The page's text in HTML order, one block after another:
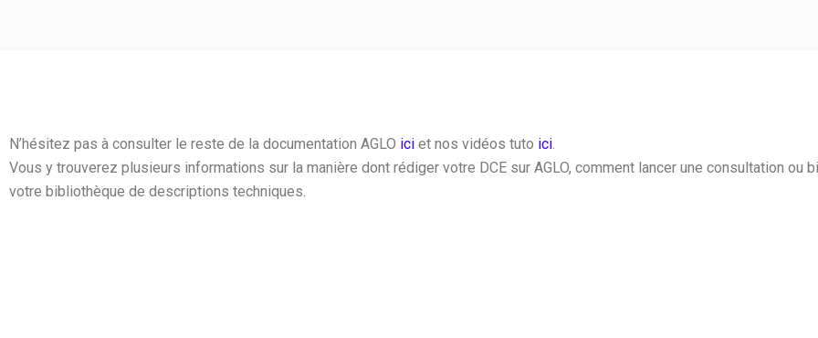
N’hésitez pas à consulter le reste de la documentation AGLO ici et nos vidéos tuto ici
Vous y trouverez plusieurs informations sur la manière dont rédiger votre DCE sur AGLO, comment lancer une consultation ou
votre bibliothèque de descriptions techniques.